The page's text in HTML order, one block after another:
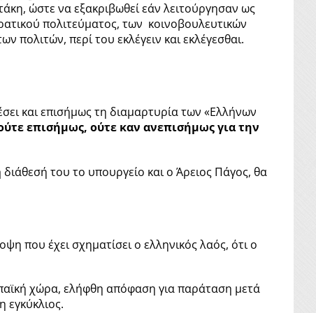
ώστε να εξακριβωθεί εάν λειτούργησαν ως
πολιτεύματος, των κοινοβουλευτικών
πολιτών, περί του εκλέγειν και εκλέγεσθαι.
και επισήμως τη διαμαρτυρία των «Ελλήνων
επισήμως, ούτε καν ανεπισήμως για την
του το υπουργείο και ο Άρειος Πάγος, θα
που έχει σχηματίσει ο ελληνικός λαός, ότι ο
χώρα, ελήφθη απόφαση για παράταση μετά